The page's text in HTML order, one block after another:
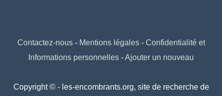
Contactez-nous- Mentions légales- Confidentialité et
Informations personnelles -Ajouter un nouveau
Copyright © - les-encombrants.org, site de recherche de